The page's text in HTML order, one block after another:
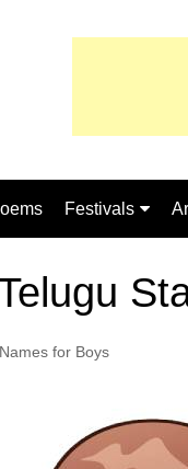
Festivals
Shivaratri
Names for Boys